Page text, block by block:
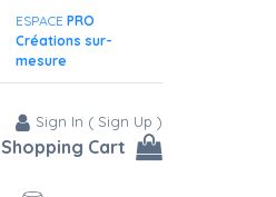
ESPACE PRO
Créations sur-
mesure
Sign In ( Sign Up )
Shopping Cart